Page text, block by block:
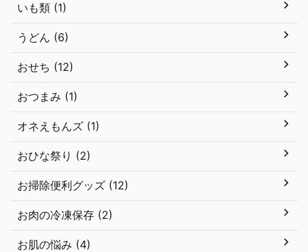
いも類 (1)
うどん (6)
おせち (12)
おつまみ (1)
オネえもんズ (1)
おひな祭り (2)
お掃除便利グッズ (12)
お肉の冷凍保存 (2)
お肌の悩み (4)